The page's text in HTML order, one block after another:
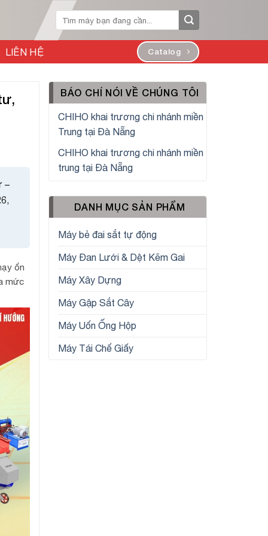
LIÊN HỆ Catalog
–
,
ổn
mức
BÁO CHÍ NÓI VỀ CHÚNG TÔI
CHIHO khai trương chi nhánh miền
Trung tại Đà Nẵng
CHIHO khai trương chi nhánh miền
trung tại Đà Nẵng
DANH MỤC SẢN PHẨM
Máy bẻ đai sắt tự động
Máy Đan Lưới & Dệt Kẽm Gai
Máy Xây Dựng
Máy Gập Sắt Cây
Máy Uốn Ống Hộp
Máy Tái Chế Giấy